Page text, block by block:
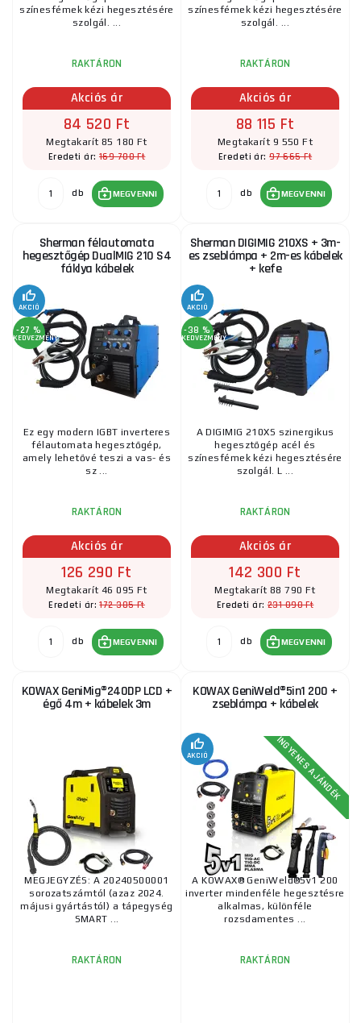
színesfémek kézi hegesztésére
szolgál. ...
RAKTÁRON
Akciós ár
84 520 Ft
Megtakarít 85 180 Ft
Eredeti ár: 169 700 Ft
db MEGVENNI
színesfémek kézi hegesztésére
szolgál. ...
RAKTÁRON
Akciós ár
88 115 Ft
Megtakarít 9 550 Ft
Eredeti ár:97 665 Ft
db MEGVENNI
Sherman félautomata
hegesztőgép DualMIG 210 S4
fáklya kábelek
AKCIÓ
-27 %
KEDVEZMÉNY
Ez egy modern IGBT inverteres
félautomata hegesztőgép,
amely lehetővé teszi a vas- és
sz ...
RAKTÁRON
Akciós ár
126 290 Ft
Megtakarít 46 095 Ft
Eredeti ár:172 385 Ft
db MEGVENNI
Sherman DIGIMIG 210XS + 3m-
es zseblámpa + 2m-es kábelek
+ kefe
AKCIÓ
-38 %
KEDVEZMÉNY
A DIGIMIG 210XS szinergikus
hegesztőgép acél és
színesfémek kézi hegesztésére
szolgál. L ...
RAKTÁRON
Akciós ár
142 300 Ft
Megtakarít 88 790 Ft
Eredeti ár: 231 090 Ft
db MEGVENNI
KOWAX GeniMig®240DP LCD +
égő 4m + kábelek 3m
MEGJEGYZÉS: A 20240500001
sorozatszámtól (azaz 2024.
májusi gyártástól) a tápegység
SMART ...
RAKTÁRON
KOWAX GeniWeld®5in1 200 +
zseblámpa + kábelek
AKCIÓ INGYENES AJÁNDÉK
A KOWAX® GeniWeld®5v1 200
inverter mindenféle hegesztésre
alkalmas, különféle
rozsdamentes ...
RAKTÁRON